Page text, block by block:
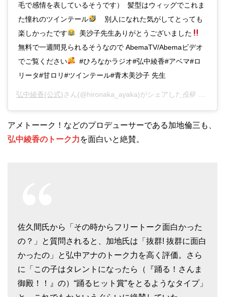
毛で感情を表しているそうです） 髪型はウィッグでこれま
た憧れのツインテール
別人になれた気がしてとっても
楽しかったです
美沙子先生ありがとうございました
無料で一週間見られるそうなので AbemaTV/Abemaビデオ
でご覧ください
#ひろなかラジオ#弘中綾香#アベマ#ロ
リータ#甘ロリ#ツインテール#青木美沙子 先生
弘中綾香(公式)さん(@hironaka_ayaka)がシェアした投稿 –
アメトーーク！などのプロデューサーである加地倫三も、
弘中綾香のトーク力を面白いと絶賛。
佐久間氏から「その時からフリートーク面白かった
の？」と質問されると、加地氏は「抜群! 抜群に面白
かったの」と弘中アナのトーク力を高く評価。さら
に「この子はタレントになったら（『踊る！さんま
御殿！！』の）“踊るヒット賞”をとるようなタイプ」